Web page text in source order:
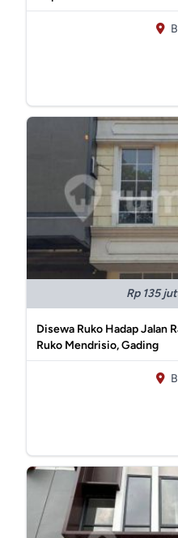
Rp 135
Disewa Ruko Hadap Jalan
Ruko Mendrisio, Gading